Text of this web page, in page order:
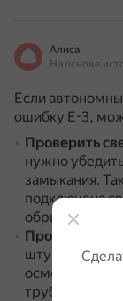
Алиса
Если
ошибку Е-3,
Проверить
нужно
замыкания.
подключена
обрыва в
Проверить
штуцера на
осмотреть
трубопровод.